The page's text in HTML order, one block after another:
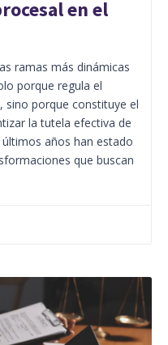
en el
ramas más dinámicas
porque regula el
sino porque constituye el
la tutela efectiva de
años han estado
que buscan